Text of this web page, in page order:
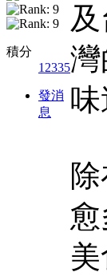
積分
12335
發消
息
味
愈